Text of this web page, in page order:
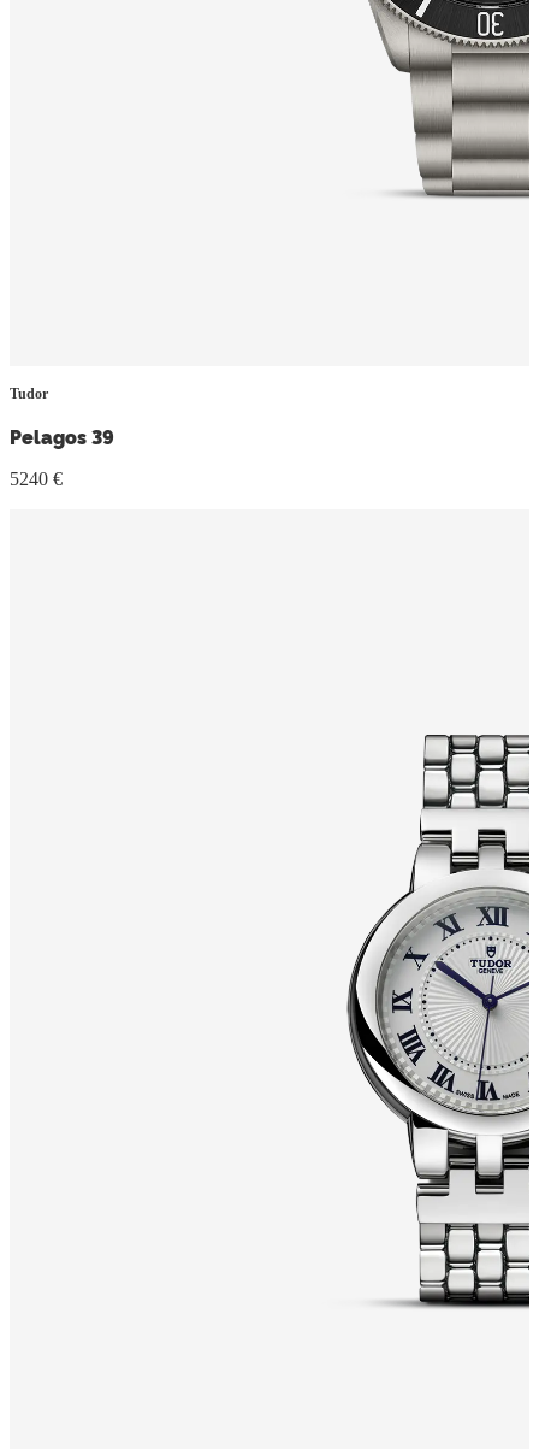
Tudor
Pelagos 39
5240 €